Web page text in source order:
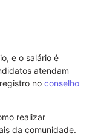
e o salário é
atendam
no conselho
realizar
da comunidade.